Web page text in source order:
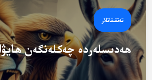
تەتقىقاتلار
ھەدىسلەردە چەكلەنگەن